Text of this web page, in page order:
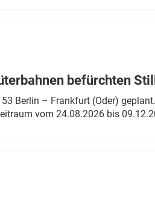
befürchten
Berlin – Frankfurt (Oder)
vom 24.08.2026 bis